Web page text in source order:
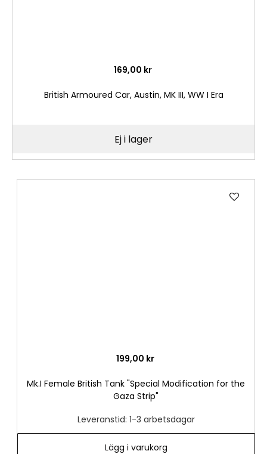
169,00 kr
British Armoured Car, Austin, MK III, WW I Era
Ej i lager
199,00 kr
Mk.I Female British Tank "Special Modification for the
Gaza Strip"
Leveranstid: 1-3 arbetsdagar
Lägg i varukorg